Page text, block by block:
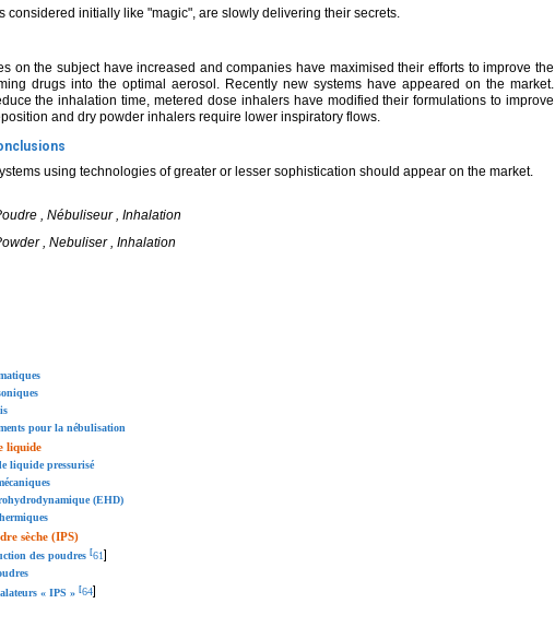
considered initially like "magic", are slowly delivering their secrets.
on the subject have increased and companies have maximised their efforts to improve the
drugs into the optimal aerosol. Recently new systems have appeared on the market.
the inhalation time, metered dose inhalers have modified their formulations to improve
and dry powder inhalers require lower inspiratory flows.
using technologies of greater or lesser sophistication should appear on the market.
, Nébuliseur , Inhalation
, Nebuliser , Inhalation
pour la nébulisation
liquide
liquide pressurisé
(EHD)
sèche (IPS)
des poudres [61
« IPS » [64